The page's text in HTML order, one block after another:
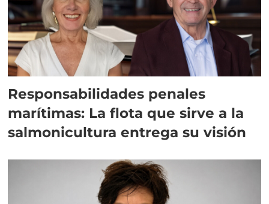
Responsabilidades penales
marítimas: La flota que sirve a la
salmonicultura entrega su visión